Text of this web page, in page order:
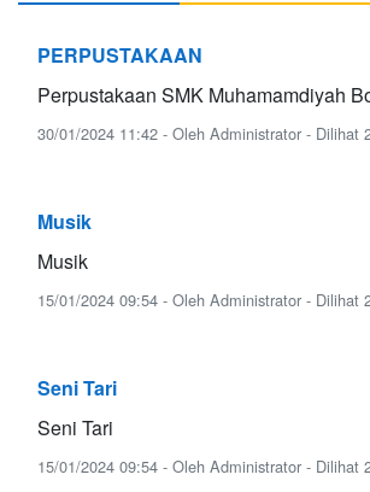
PERPUSTAKAAN
Perpustakaan SMK Muhamamdiyah
30/01/2024 11:42 - Oleh Administrator - Dilihat
Musik
Musik
15/01/2024 09:54 - Oleh Administrator - Dilihat
Seni Tari
Seni Tari
15/01/2024 09:54 - Oleh Administrator - Dilihat